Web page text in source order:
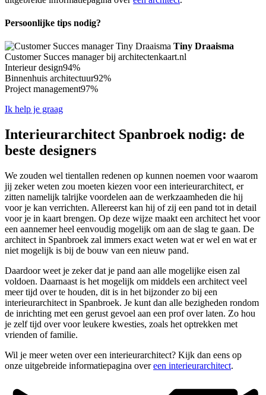
Persoonlijke tips nodig?
Tiny Draaisma
Customer Succes manager bij architectenkaart.nl
Interieur design94%
Binnenhuis architectuur92%
Project management97%
Ik help je graag
Interieurarchitect Spanbroek nodig: de
beste designers
We zouden wel tientallen redenen op kunnen noemen voor waarom
jij zeker weten zou moeten kiezen voor een interieurarchitect, er
zitten namelijk talrijke voordelen aan de werkzaamheden die hij
voor je kan verrichten. Allereerst kan hij of zij een pand tot in detail
voor je in kaart brengen. Op deze wijze maakt een architect het voor
een aannemer heel eenvoudig mogelijk om aan de slag te gaan. De
architect in Spanbroek zal immers exact weten wat er wel en wat er
niet mogelijk is bij de bouw van een nieuw pand.
Daardoor weet je zeker dat je pand aan alle mogelijke eisen zal
voldoen. Daarnaast is het mogelijk om middels een architect veel
meer tijd over te houden, dit is in het bijzonder zo bij een
interieurarchitect in Spanbroek. Je kunt dan alle bezigheden rondom
de inrichting met een gerust gevoel aan een prof over laten. Zo hou
je zelf tijd over voor leukere kwesties, zoals het optrekken met
vrienden of familie.
Wil je meer weten over een interieurarchitect? Kijk dan eens op
onze uitgebreide informatiepagina overeen interieurarchitect.